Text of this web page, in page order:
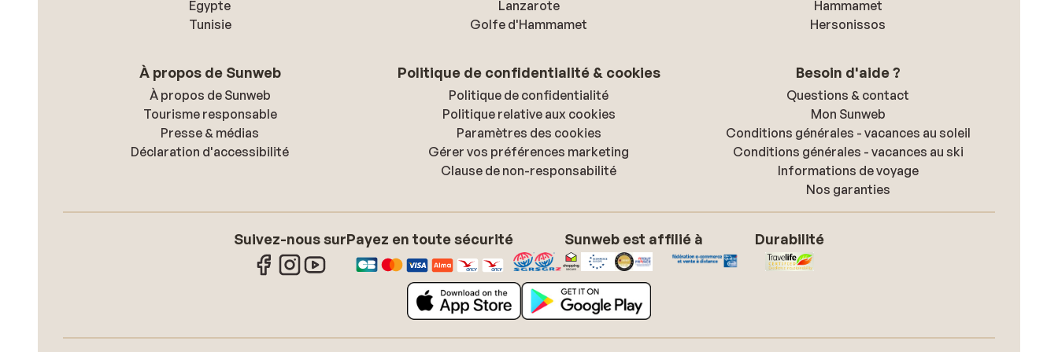
een soort Restaurantje waar je een goede verse salade
met lekkere frites e.d. kon krijgen. Bus vervoer is erg
straten, winkeltjes, terrasjes en restaurantjes. Of
hebben van daaruit een Hop on/hop off bus gepakt om
de omgeving te verkennen. Drie weken is eigenlijk te
lang om op 1 eiland te verblijven. We hadden de pech dat
er geen ferry's meer voeren. maar van de andere kant
was de afstand ook te groot geweest om op 1 dag op
heenweg was de privé transfer niet helemaal privé,
want we hebben nog moeten wachten op mensen die
met een andere vlucht kwamen en die ook nog besloten
hadden om zelf een auto te gaan huren. Op de
terugweg zijn we wel met z'n tweeën rechtstreeks naar
de Luchthaven gebracht. Alles bij elkaar hebben mijn
zus en ik een fijne vakantie gehad.
Égypte
Tunisie
Lanzarote
Golfe d'Hammamet
Hammamet
Hersonissos
À propos de Sunweb
À propos de Sunweb
Tourisme responsable
Presse & médias
Déclaration d'accessibilité
Politique de confidentialité & cookies
Politique de confidentialité
Politique relative aux cookies
Paramètres des cookies
Gérer vos préférences marketing
Clause de non-responsabilité
Besoin d'aide ?
Questions & contact
Mon Sunweb
Conditions générales - vacances au soleil
Conditions générales - vacances au ski
Informations de voyage
Nos garanties
Suivez-nous surPayez en toute sécurité Sunweb est affilié à Durabilité